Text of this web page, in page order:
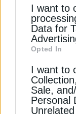
disclose it to
I want to
Data for
Opted In
I want to
Sale,
Personal
τότε, οι
πληρώνουν
καθυστερήσεων
Διαβάστε
Ακύρωση